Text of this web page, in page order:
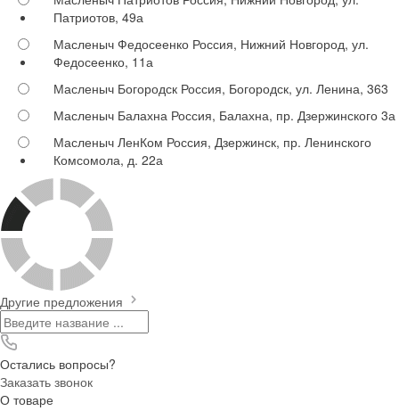
Патриотов, 49а
Масленыч Федосеенко Россия, Нижний Новгород, ул.
Федосеенко, 11а
Масленыч Богородск Россия, Богородск, ул. Ленина, 363
Масленыч Балахна Россия, Балахна, пр. Дзержинского 3а
Масленыч ЛенКом Россия, Дзержинск, пр. Ленинского
Комсомола, д. 22а
Другие предложения
Остались вопросы?
Заказать звонок
О товаре